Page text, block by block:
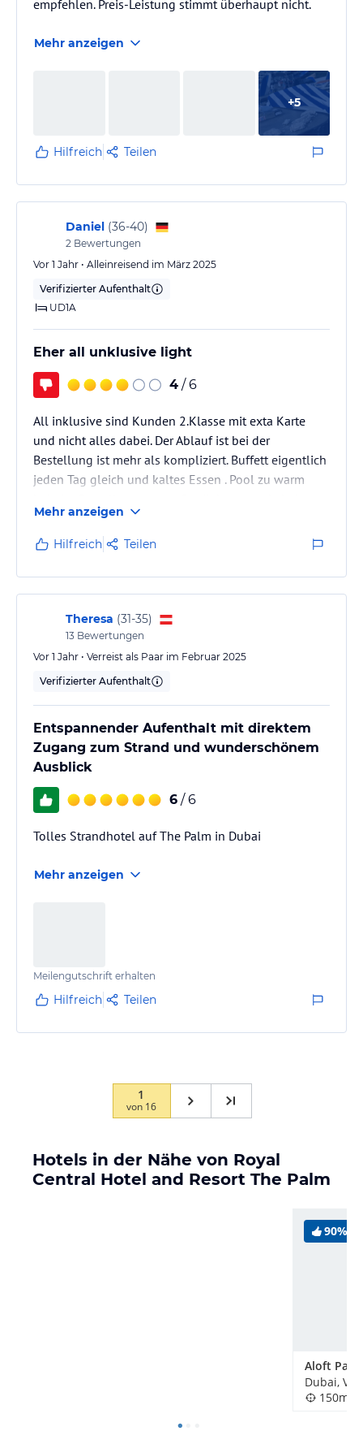
empfehlen. Preis-Leistung stimmt überhaupt nicht.
Mehr anzeigen
+5
Hilfreich Teilen
Daniel (36-40)
2 Bewertungen
Vor 1 Jahr • Alleinreisend im März 2025
Verifizierter Aufenthalt
UD1A
Eher all unklusive light
4 / 6
All inklusive sind Kunden 2.Klasse mit exta Karte
und nicht alles dabei. Der Ablauf ist bei der
Bestellung ist mehr als kompliziert. Buffett eigentlich
jeden Tag gleich und kaltes Essen . Pool zu warm
Kaffee oder täglich vorgegeben Speisen an der Bar
dauern ewig. Personal total unstrukturiert und drei
Personen teilen sich auf, was einer deutlich schneller
hinbekommt.
Bier aus Dosen und normale Gäste bekommen vom
Baustellenlager neben Hotel , da wird 06:30 früh…
Mehr anzeigen
Hilfreich Teilen
Theresa (31-35)
13 Bewertungen
Vor 1 Jahr • Verreist als Paar im Februar 2025
Verifizierter Aufenthalt
Entspannender Aufenthalt mit direktem
Zugang zum Strand und wunderschönem
Ausblick
6 / 6
Tolles Strandhotel auf The Palm in Dubai
Mehr anzeigen
Meilengutschrift erhalten
Hilfreich Teilen
1
von 16
Hotels in der Nähe von Royal
Central Hotel and Resort The Palm
90%
Aloft
150m